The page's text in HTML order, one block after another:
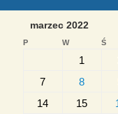
marzec 2022
P W Ś
1
7
8
14
15